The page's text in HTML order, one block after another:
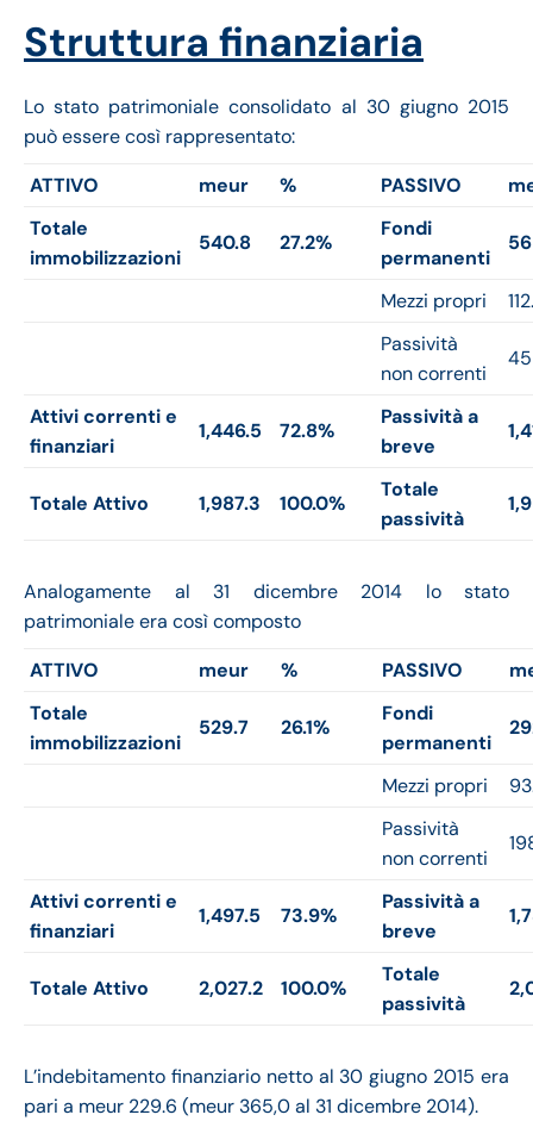
Struttura finanziaria
Lo stato patrimoniale consolidato al 30 giugno 2015
può essere così rappresentato:
ATTIVO
meur % PASSIVO
Totale
immobilizzazioni
540.8 27.2%
Fondi
permanenti
Mezzi propri
Passività
non correnti
Attivi correnti e
finanziari
1,446.5 72.8%
Passività a
breve
Totale Attivo 1,987.3 100.0%
Totale
passività
Analogamente al 31 dicembre 2014 lo stato
patrimoniale era così composto
ATTIVO
meur % PASSIVO
Totale
immobilizzazioni
529.7 26.1%
Fondi
permanenti
Mezzi propri
Passività
non correnti
Attivi correnti e
finanziari
1,497.5 73.9%
Passività a
breve
Totale Attivo 2,027.2 100.0%
Totale
passività
L’indebitamento finanziario netto al 30 giugno 2015 era
pari a meur 229.6 (meur 365,0 al 31 dicembre 2014).